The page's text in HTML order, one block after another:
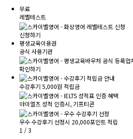
무료
레벨테스트
신청하기
평생교육이용권
공식 사용기관
확인하기
수강후기 5,000원 적립금
아이엘츠 성적 인증시, 기프티콘
우수 수강후기 선정시 20,000포인트 적립
1 /3